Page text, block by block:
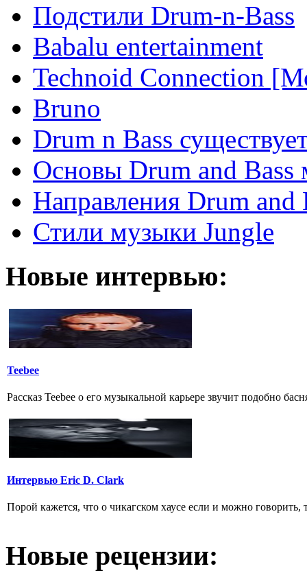
Подстили Drum-n-Bass
Babalu entertainment
Technoid Connection
Bruno
Drum n Bass
Основы Drum and Bass
Направления Drum and
Стили музыки Jungle
Новые интервью:
Teebee
Рассказ Teebee о его музыкальной карьере звучит подобно
Интервью Eric D. Clark
Порой кажется, что о чикагском хаусе если и можно
Новые рецензии: